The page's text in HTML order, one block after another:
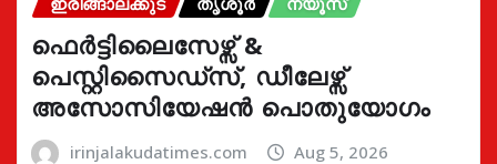
ഫെർട്ടിലൈസേഴ്സ് &
പെസ്റ്റിസൈഡ്സ്, ഡീലേഴ്സ്
അസോസിയേഷൻ പൊതുയോഗം
irinjalakudatimes.com Aug 5, 2026